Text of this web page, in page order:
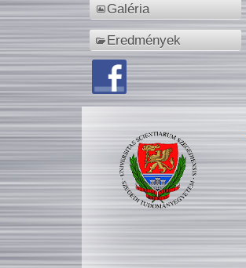
Galéria
Eredmények